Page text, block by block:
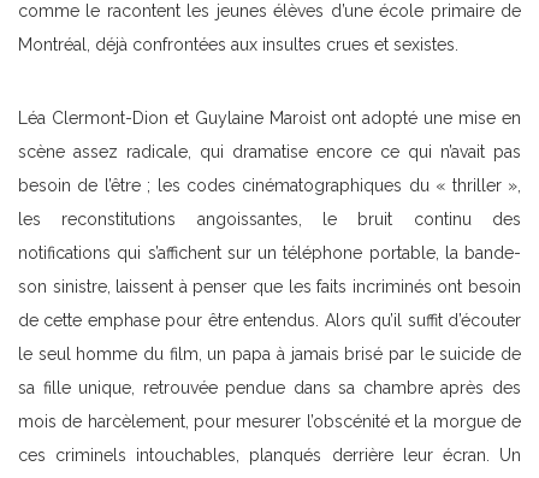
comme le racontent les jeunes élèves d’une école primaire de
Montréal, déjà confrontées aux insultes crues et sexistes.
Léa Clermont-Dion et Guylaine Maroist ont adopté une mise en
scène assez radicale, qui dramatise encore ce qui n’avait pas
besoin de l’être ; les codes cinématographiques du « thriller »,
les reconstitutions angoissantes, le bruit continu des
notifications qui s’affichent sur un téléphone portable, la bande-
son sinistre, laissent à penser que les faits incriminés ont besoin
de cette emphase pour être entendus. Alors qu’il suffit d’écouter
le seul homme du film, un papa à jamais brisé par le suicide de
sa fille unique, retrouvée pendue dans sa chambre après des
mois de harcèlement, pour mesurer l’obscénité et la morgue de
ces criminels intouchables, planqués derrière leur écran. Un